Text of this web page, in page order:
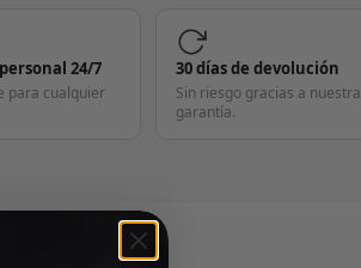
24/7
para cualquier
30 días de devolución
Sin riesgo gracias a nuestra
garantía.